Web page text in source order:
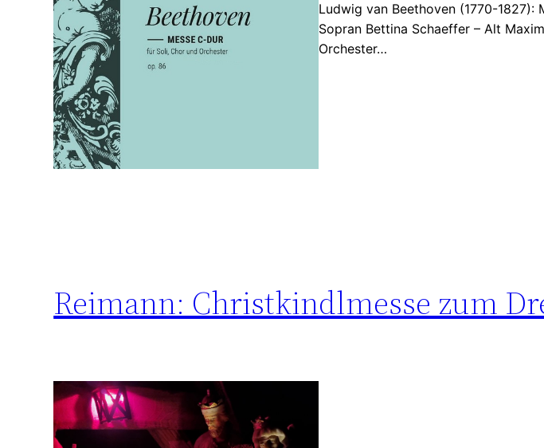
Ludwig van Beethoven (1770-1827):
Sopran Bettina Schaeffer – Alt
Orchester…
Reimann: Christkindlmesse zum